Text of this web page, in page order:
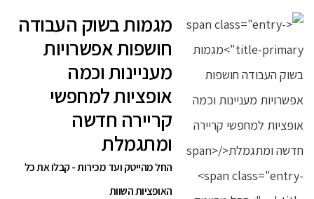
מגמות בשוק העבודה
חושפות אפשרויות
מעניינות וכמה
אופציות למחפשי
קריירה חדשה
ומתגמלת
החל מהייטק ועד מכירות - קבלו את כל
האופציות השוות